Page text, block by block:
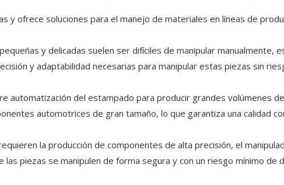
y ofrece soluciones para el manejo de materiales en líneas de
y delicadas suelen ser difíciles de manipular manualmente,
y adaptabilidad necesarias para manipular estas piezas sin
automatización del estampado para producir grandes volúmenes
automotrices de gran tamaño, lo que garantiza una calidad
la producción de componentes de alta precisión, el
piezas se manipulen de forma segura y con un riesgo mínimo de